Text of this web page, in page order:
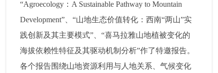
“Agroecology：A Sustainable Pathway to Mountain
Development”、“山地生态价值转化：西南“两山”实
践创新及其主要模式”、“喜马拉雅山地植被变化的
海拔依赖性特征及其驱动机制分析”作了特邀报告。
各个报告围绕山地资源利用与人地关系、气候变化